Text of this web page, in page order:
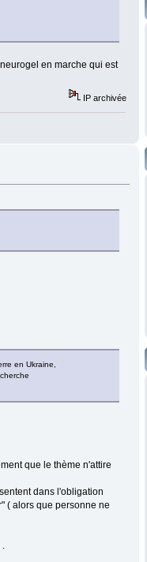
en marche qui est
IP archivée
en Ukraine,
que le thème n'attire
dans l'obligation
( alors que personne ne